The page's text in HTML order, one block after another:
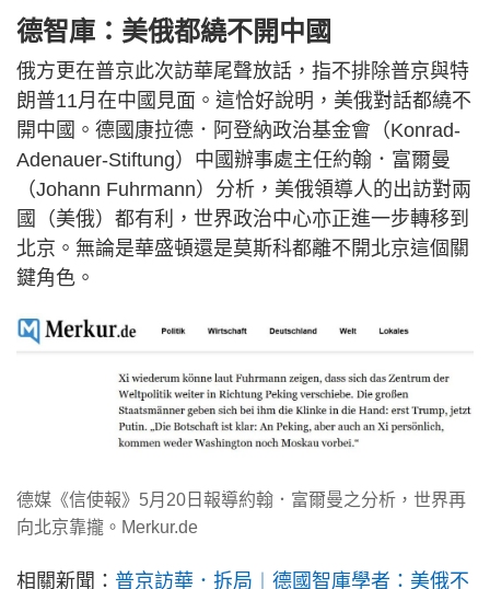
德智庫：美俄都繞不開中國
俄方更在普京此次訪華尾聲放話，指不排除普京與特
朗普11月在中國見面。這恰好說明，美俄對話都繞不
開中國。德國康拉德．阿登納政治基金會（Konrad-
Adenauer-Stiftung）中國辦事處主任約翰．富爾曼
（Johann Fuhrmann）分析，美俄領導人的出訪對兩
國（美俄）都有利，世界政治中心亦正進一步轉移到
北京。無論是華盛頓還是莫斯科都離不開北京這個關
鍵角色。
德媒《信使報》5月20日報導約翰．富爾曼之分析，世界再
向北京靠攏。Merkur.de
相關新聞： 普京訪華．拆局︱德國智庫學者：美俄不